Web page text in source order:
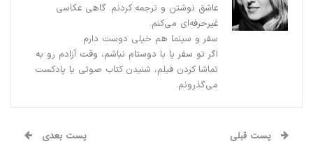
عاشق نوشتن و ترجمه کردنم. گاهی عکاسی
غیرحرفه‌ای می‌کنم.
سفر و سینما هم خیلی دوست دارم.
اگر تو سفر یا با دوستام نباشم، وقت آزادم رو به
تماشا کردن فیلم، شنیدن کتاب صوتی یا پادکست
می‌گذرونم.
پست قبلی پست بعدی